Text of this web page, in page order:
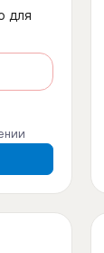
для